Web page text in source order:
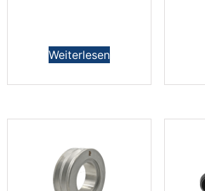
Weiterlesen